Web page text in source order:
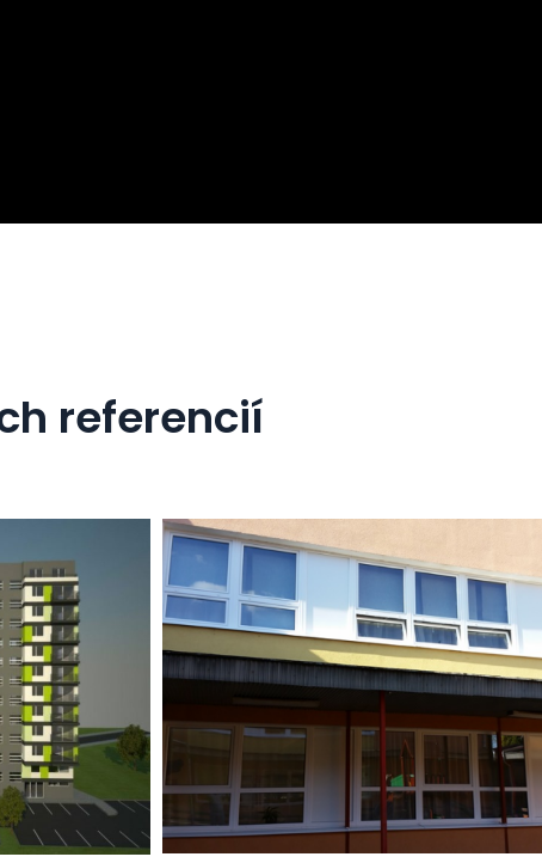
referencií
MŠ Komárno